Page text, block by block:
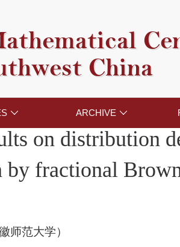
China
 ARCHIVE 
on distribution
by fractional
师范大学）